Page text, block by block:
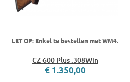
CZ 600 Plus .308Win
€ 1.350,00
LET OP: Enkel te bestellen met WM4.